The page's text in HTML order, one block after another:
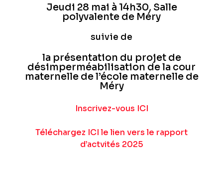
Jeudi 28 mai à 14h30, Salle
polyvalente de Méry
suivie de
la présentation du projet de
désimperméabilisation de la cour
maternelle de l’école maternelle de
Méry
Inscrivez-vous ICI
Téléchargez ICI le lien vers le rapport
d’actvités 2025